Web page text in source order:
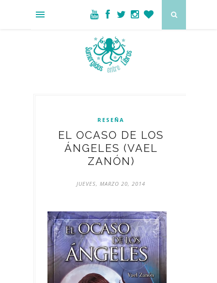
RESEÑA
EL OCASO DE LOS
ÁNGELES (VAEL
ZANÓN)
JUEVES, MARZO 20, 2014